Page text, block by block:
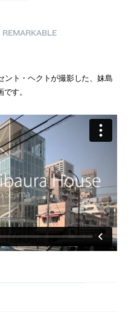
REMARKABLE
ント・ヘクトが撮影した、妹島
す。